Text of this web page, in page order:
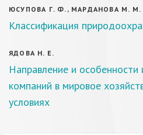
ЮСУПОВА Г. Ф., МАРДАНОВА М. М.
Классификация
ЯДОВА Н. Е.
Направление и особенности
компаний в мировое
условиях